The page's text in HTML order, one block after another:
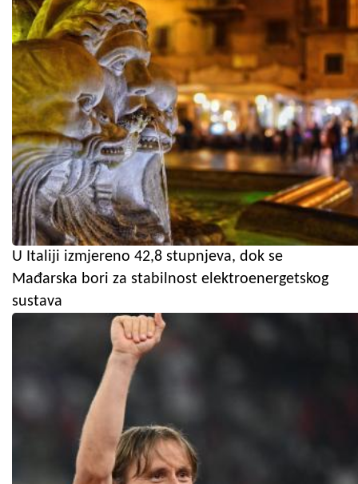
U Italiji izmjereno 42,8 stupnjeva, dok se
Mađarska bori za stabilnost elektroenergetskog
sustava